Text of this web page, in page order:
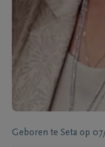
Geboren te Seta op